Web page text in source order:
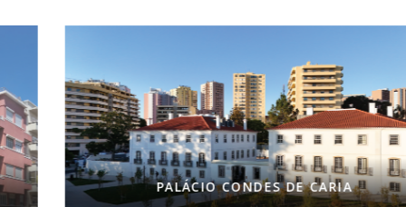
PALÁCIO CONDES DE CARIA